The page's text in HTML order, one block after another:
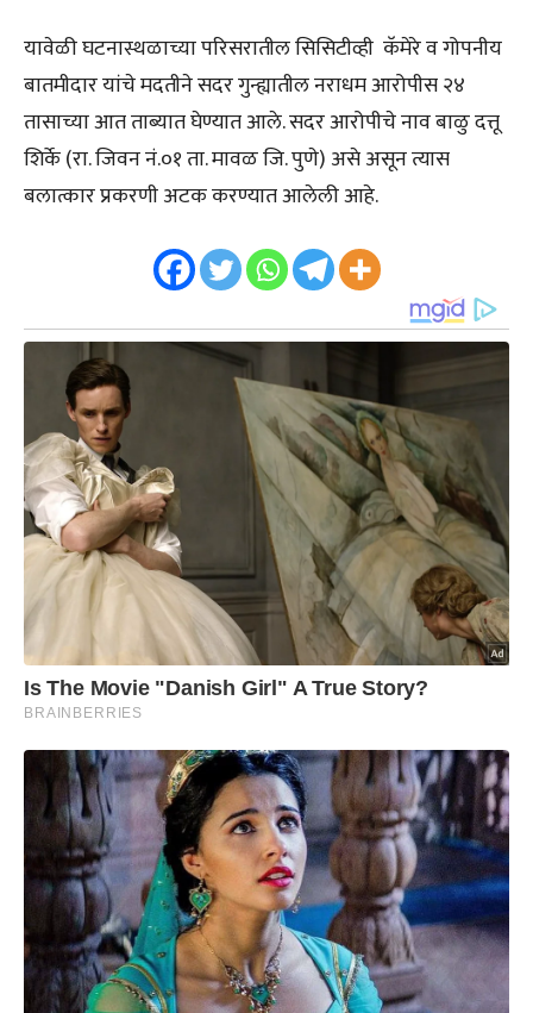
यावेळी घटनास्थळाच्या परिसरातील सिसिटीव्ही कॅमेरे व गोपनीय
बातमीदार यांचे मदतीने सदर गुन्ह्यातील नराधम आरोपीस २४
तासाच्या आत ताब्यात घेण्यात आले. सदर आरोपीचे नाव बाळु दत्तू
शिर्के (रा. जिवन नं.०१ ता. मावळ जि. पुणे) असे असून त्यास
बलात्कार प्रकरणी अटक करण्यात आलेली आहे.